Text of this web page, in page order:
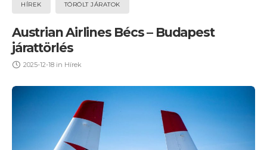
HÍREK TÖRÖLT JÁRATOK
Austrian Airlines Bécs – Budapest
járattörlés
2025-12-18 in Hírek